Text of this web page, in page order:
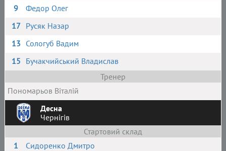
9
Федор Олег
17 Русяк Назар
13 Сологуб Вадим
15 Бучакчийський Владислав
Тренер
Пономарьов Віталій
Десна
Чернігів
Стартовий склад
1
Сидоренко Дмитро